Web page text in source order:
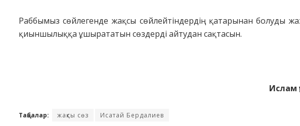
Раббымыз сөйлегенде жақсы сөйлейтіндердің қатарынан болуды
қиыншылыққа ұшырататын сөздерді айтудан сақтасын.
Ислам
Таңбалар: жақсы сөз Исатай Бердалиев